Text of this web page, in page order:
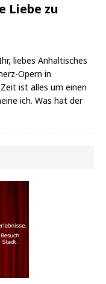
Liebe zu
liebes Anhaltisches
Opern in
ist alles um einen
ich. Was hat der